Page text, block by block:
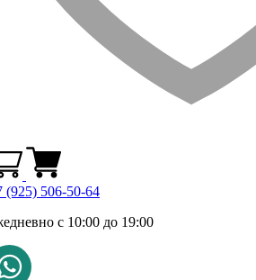
(925) 506-50-64
с 10:00 до 19:00